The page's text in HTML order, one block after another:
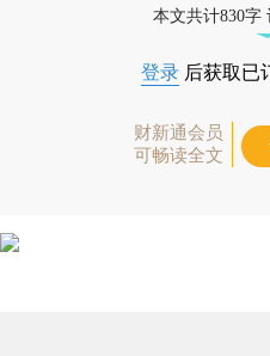
本文共计830字
登录 后获取已
财新通会员
可畅读全文